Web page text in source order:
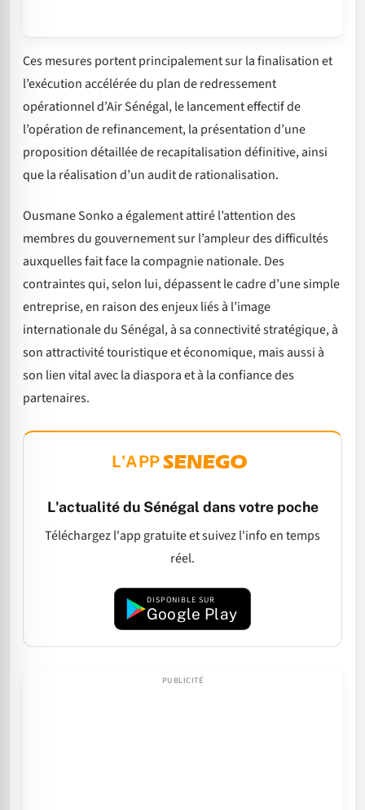
Ces mesures portent principalement sur la finalisation et
l’exécution accélérée du plan de redressement
opérationnel d’Air Sénégal, le lancement effectif de
l’opération de refinancement, la présentation d’une
proposition détaillée de recapitalisation définitive, ainsi
que la réalisation d’un audit de rationalisation.
Ousmane Sonko a également attiré l’attention des
membres du gouvernement sur l’ampleur des difficultés
auxquelles fait face la compagnie nationale. Des
contraintes qui, selon lui, dépassent le cadre d’une simple
entreprise, en raison des enjeux liés à l’image
internationale du Sénégal, à sa connectivité stratégique, à
son attractivité touristique et économique, mais aussi à
son lien vital avec la diaspora et à la confiance des
partenaires.
L'APP
L'actualité du Sénégal dans votre poche
Téléchargez l'app gratuite et suivez l'info en temps
réel.
DISPONIBLE SUR
Google Play